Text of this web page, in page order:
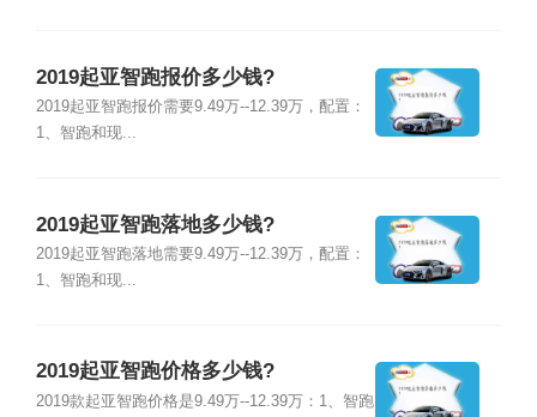
2019起亚智跑报价多少钱?
2019起亚智跑报价需要9.49万--12.39万，配置：
1、智跑和现...
2019起亚智跑落地多少钱?
2019起亚智跑落地需要9.49万--12.39万，配置：
1、智跑和现...
2019起亚智跑价格多少钱?
2019款起亚智跑价格是9.49万--12.39万：1、智跑